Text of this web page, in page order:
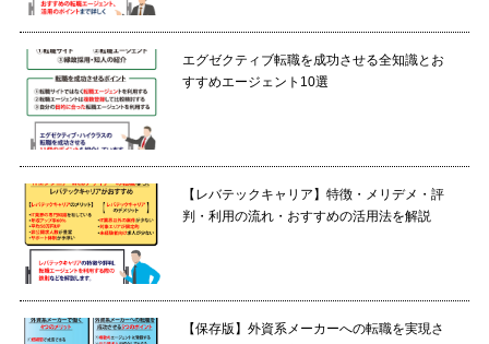
エグゼクティブ転職を成功させる全知識とお
すすめエージェント10選
【レバテックキャリア】特徴・メリデメ・評
判・利用の流れ・おすすめの活用法を解説
【保存版】外資系メーカーへの転職を実現さ